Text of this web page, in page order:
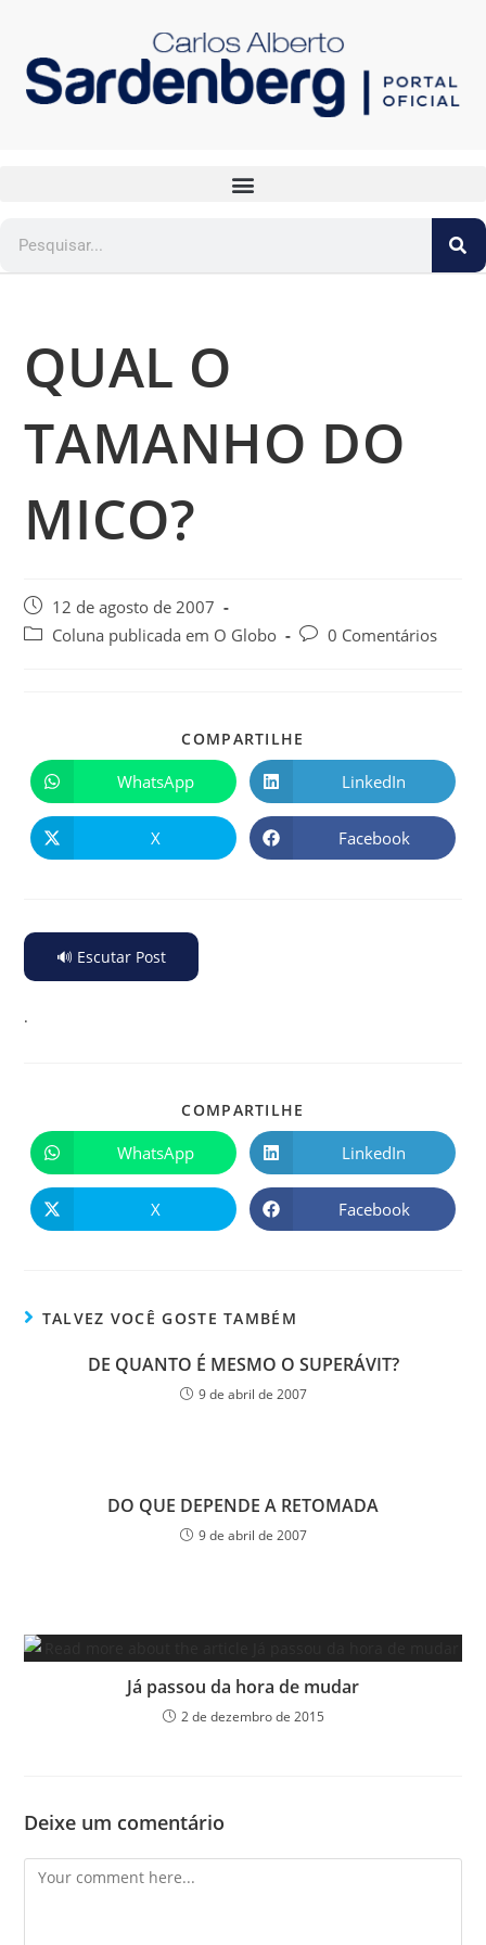
QUAL O
TAMANHO DO
MICO?
12 de agosto de 2007
Coluna publicada em O Globo
0 Comentários
COMPARTILHE
WhatsApp LinkedIn
X Facebook
🔊 Escutar Post
.
COMPARTILHE
WhatsApp LinkedIn
X Facebook
TALVEZ VOCÊ GOSTE TAMBÉM
DE QUANTO É MESMO O SUPERÁVIT?
9 de abril de 2007
DO QUE DEPENDE A RETOMADA
9 de abril de 2007
Já passou da hora de mudar
2 de dezembro de 2015
Deixe um comentário